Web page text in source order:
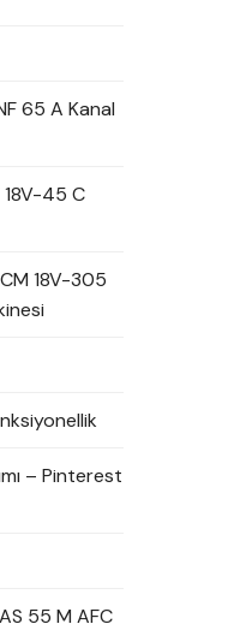
65 A Kanal
18V-45 C
18V-305
– Pinterest
55 M AFC